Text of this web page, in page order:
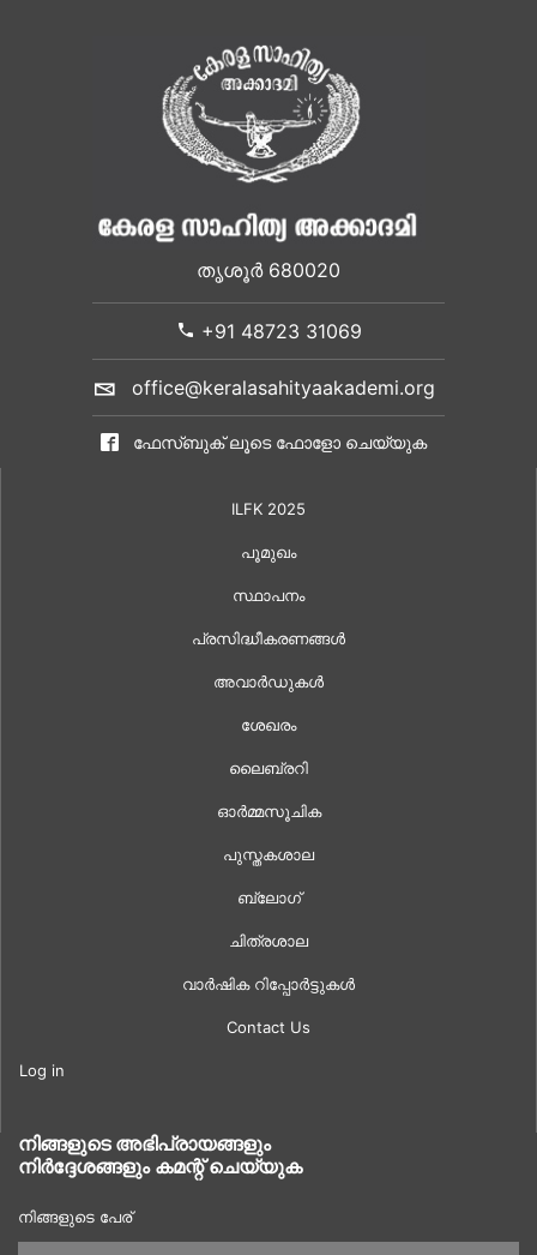
തൃശൂർ 680020
+91 48723 31069
office@keralasahityaakademi.org
ഫേസ്ബുക് ലൂടെ ഫോളോ ചെയ്യുക
ILFK 2025
പൂമുഖം
സ്ഥാപനം
പ്രസിദ്ധീകരണങ്ങൾ
അവാർഡുകൾ
ശേഖരം
ലൈബ്രറി
ഓർമ്മസൂചിക
പുസ്തകശാല
ബ്ലോഗ്
ചിത്രശാല
വാർഷിക റിപ്പോർട്ടുകൾ
Contact Us
Log in
നിങ്ങളുടെ അഭിപ്രായങ്ങളും
നിർദ്ദേശങ്ങളും കമന്റ് ചെയ്യുക
നിങ്ങളുടെ പേര്